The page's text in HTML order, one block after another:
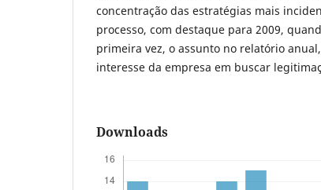
concentração das estratégias mais
processo, com destaque para 2009,
primeira vez, o assunto no relatório
interesse da empresa em buscar
Downloads